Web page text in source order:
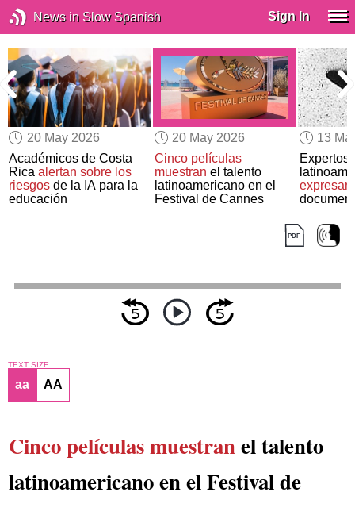
News in Slow Spanish Sign In
20 May 2026
Académicos de Costa
Ricaalertan sobre los
riesgos de la IA para la
educación
20 May 2026
Cinco películas
muestran el talento
latinoamericano en el
Festival de Cannes
13
Expertos
expresan
TEXT SIZE
aa AA
Cinco películas muestranel talento
latinoamericano en el Festival de